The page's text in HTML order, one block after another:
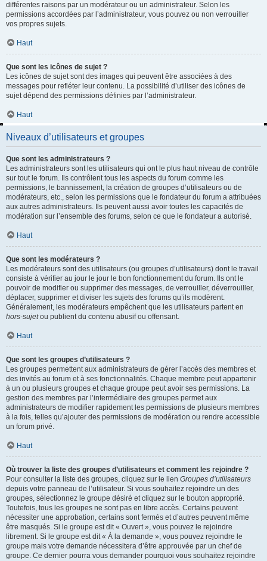
différentes raisons par un modérateur ou un administrateur. Selon les
permissions accordées par l’administrateur, vous pouvez ou non verrouiller
vos propres sujets.
Haut
Que sont les icônes de sujet ?
Les icônes de sujet sont des images qui peuvent être associées à des
messages pour refléter leur contenu. La possibilité d’utiliser des icônes de
sujet dépend des permissions définies par l’administrateur.
Haut
Niveaux d’utilisateurs et groupes
Que sont les administrateurs ?
Les administrateurs sont les utilisateurs qui ont le plus haut niveau de contrôle
sur tout le forum. Ils contrôlent tous les aspects du forum comme les
permissions, le bannissement, la création de groupes d’utilisateurs ou de
modérateurs, etc., selon les permissions que le fondateur du forum a attribuées
aux autres administrateurs. Ils peuvent aussi avoir toutes les capacités de
modération sur l’ensemble des forums, selon ce que le fondateur a autorisé.
Haut
Que sont les modérateurs ?
Les modérateurs sont des utilisateurs (ou groupes d’utilisateurs) dont le travail
consiste à vérifier au jour le jour le bon fonctionnement du forum. Ils ont le
pouvoir de modifier ou supprimer des messages, de verrouiller, déverrouiller,
déplacer, supprimer et diviser les sujets des forums qu’ils modèrent.
Généralement, les modérateurs empêchent que les utilisateurs partent en
hors-sujetou publient du contenu abusif ou offensant.
Haut
Que sont les groupes d’utilisateurs ?
Les groupes permettent aux administrateurs de gérer l’accès des membres et
des invités au forum et à ses fonctionnalités. Chaque membre peut appartenir
à un ou plusieurs groupes et chaque groupe peut avoir ses permissions. La
gestion des membres par l’intermédiaire des groupes permet aux
administrateurs de modifier rapidement les permissions de plusieurs membres
à la fois, telles qu’ajouter des permissions de modération ou rendre accessible
un forum privé.
Haut
Où trouver la liste des groupes d’utilisateurs et comment les rejoindre ?
Pour consulter la liste des groupes, cliquez sur le lien Groupes d’utilisateurs
depuis votre panneau de l’utilisateur. Si vous souhaitez rejoindre un des
groupes, sélectionnez le groupe désiré et cliquez sur le bouton approprié.
Toutefois, tous les groupes ne sont pas en libre accès. Certains peuvent
nécessiter une approbation, certains sont fermés et d’autres peuvent même
être masqués. Si le groupe est dit « Ouvert », vous pouvez le rejoindre
librement. Si le groupe est dit « À la demande », vous pouvez rejoindre le
groupe mais votre demande nécessitera d’être approuvée par un chef de
groupe. Ce dernier pourra vous demander pourquoi vous souhaitez rejoindre